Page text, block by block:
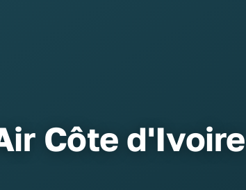
Côte d'Ivoire